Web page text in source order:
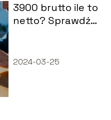
3900 brutto ile to
netto? Sprawdź
2024-03-25